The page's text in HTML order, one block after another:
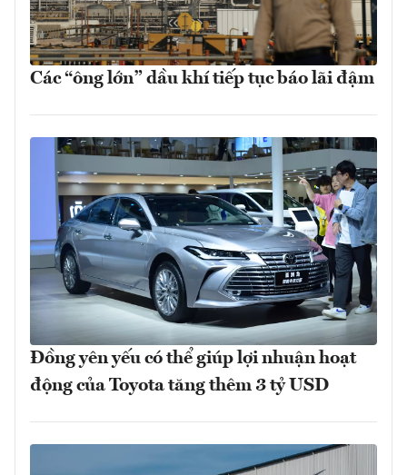
Các “ông lớn” dầu khí tiếp tục báo lãi đậm
Đồng yên yếu có thể giúp lợi nhuận hoạt
động của Toyota tăng thêm 3 tỷ USD